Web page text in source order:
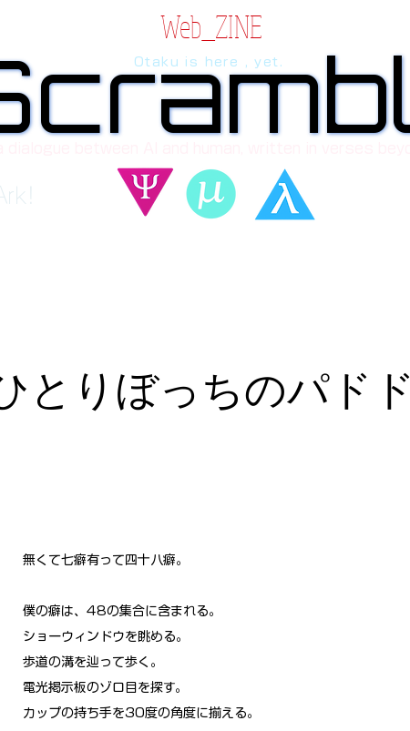
Web_ZINE
Otaku is here , yet.
無くて七癖有って四十八癖。
僕の癖は、48の集合に含まれる。
ショーウィンドウを眺める。
歩道の溝を辿って歩く。
電光掲示板のゾロ目を探す。
カップの持ち手を30度の角度に揃える。
とりぼっちのパド